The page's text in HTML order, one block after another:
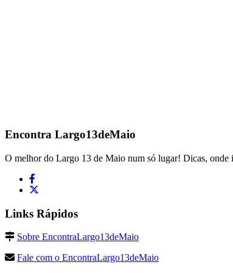
Encontra Largo13deMaio
O melhor do Largo 13 de Maio num só lugar! Dicas, onde
Links Rápidos
Sobre EncontraLargo13deMaio
Fale com o EncontraLargo13deMaio